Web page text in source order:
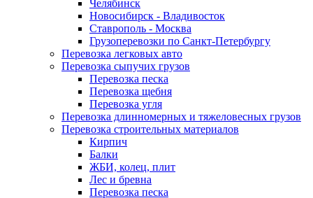
Челябинск
Новосибирск - Владивосток
Ставрополь - Москва
Грузоперевозки по Санкт-Петербургу
Перевозка легковых авто
Перевозка сыпучих грузов
Перевозка песка
Перевозка щебня
Перевозка угля
Перевозка длинномерных и тяжеловесных грузов
Перевозка строительных материалов
Кирпич
Балки
ЖБИ, колец, плит
Лес и бревна
Перевозка песка